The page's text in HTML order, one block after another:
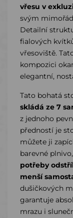
vřesu v
svým
Detailní
fialových
vřesoviště.
kompozici
elegantní,
Tato bohatá
skládá ze 7
z jednoho
předností je
můžete ji
barevné
potřeby
menší
dušičkových
garantuje
mrazu i